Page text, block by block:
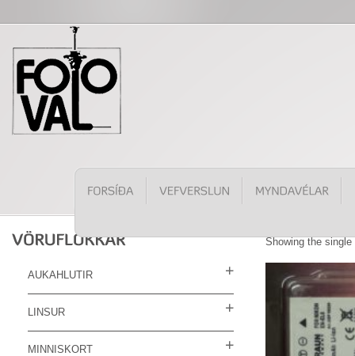
Showing the single
AUKAHLUTIR
LINSUR
MINNISKORT